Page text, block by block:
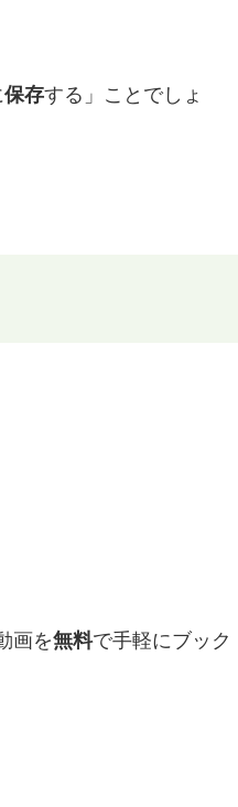
保存する」ことでしょ
画を無料で手軽にブック